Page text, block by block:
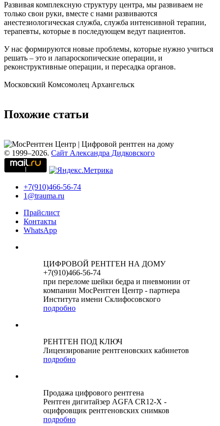
Развивая комплексную структуру центра, мы развиваем не
только свои руки, вместе с нами развиваются
анестезиологическая служба, служба интенсивной терапии,
терапевты, которые в последующем ведут пациентов.
У нас формируются новые проблемы, которые нужно учиться
решать – это и лапароскопические операции, и
реконструктивные операции, и пересадка органов.
Московский Комсомолец Архангельск
Похожие статьи
© 1999–2026. Сайт Александра Дидковского
+7(910)466-56-74
1@trauma.ru
Прайслист
Контакты
WhatsApp
ЦИФРОВОЙ РЕНТГЕН НА ДОМУ
+7(910)466-56-74
при переломе шейки бедра и пневмонии от
компании МосРентген Центр - партнера
Института имени Склифосовского
подробно
РЕНТГЕН ПОД КЛЮЧ
Лицензирование рентгеновских кабинетов
подробно
Продажа цифрового рентгена
Рентген дигитайзер AGFA CR12-X -
оцифровщик рентгеновских снимков
подробно